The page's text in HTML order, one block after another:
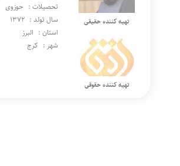
تهیه کننده حقیقی
تهیه کننده حقوقی
تحصیلات : حوزوی
سال تولد : 1372
استان : البرز
شهر : کرج